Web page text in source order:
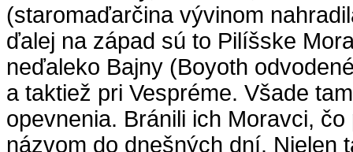
(staromaďarčina vývinom
ďalej na západ sú to Pilíšske
neďaleko Bajny (Boyoth
a taktiež pri Vespréme. Všade
opevnenia. Bránili ich Moravci,
názvom do dnešných dní. Nielen